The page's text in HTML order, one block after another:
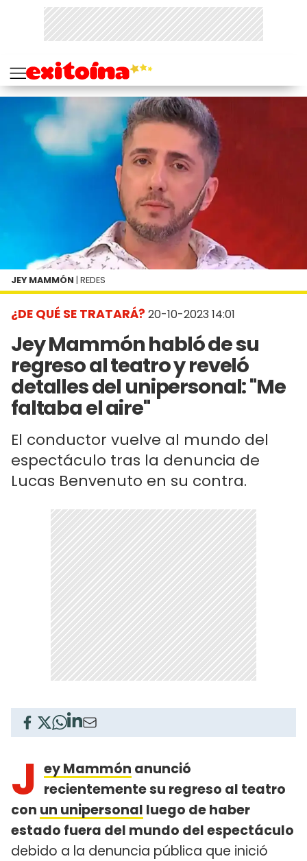
¿DE QUÉ SE TRATARÁ? 20-10-2023 14:01
Jey Mammón habló de su
regreso al teatro y reveló
detalles del unipersonal: "Me
faltaba el aire"
El conductor vuelve al mundo del
espectáculo tras la denuncia de
Lucas Benvenuto en su contra.
JEY MAMMÓN | REDES
J ey Mammón anunció
recientemente su regreso al teatro
con un unipersonal luego de haber
estado fuera del mundo del espectáculo
debido a la denuncia pública que inició